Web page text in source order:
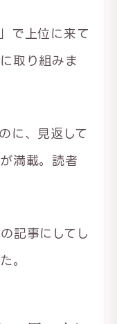
で上位に来て
取り組みま
に、見返して
満載。読者
記事にしてし
。